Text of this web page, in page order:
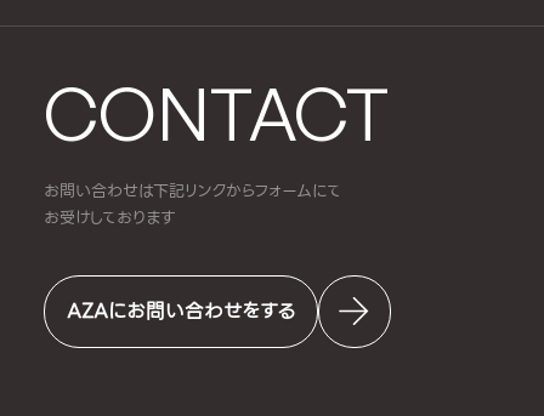
CONTACT
お問い合わせは下記リンクからフォームにて
お受けしております
AZAにお問い合わせをする